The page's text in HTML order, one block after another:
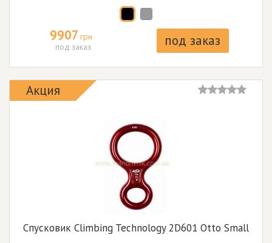
9907 грн
под заказ под заказ
Акция
Спусковик Climbing Technology 2D601 Otto Small